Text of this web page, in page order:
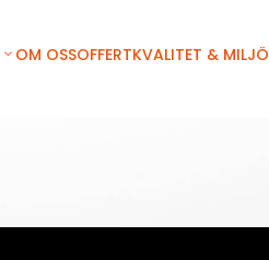
OM OSSOFFERTKVALITET & MILJÖ